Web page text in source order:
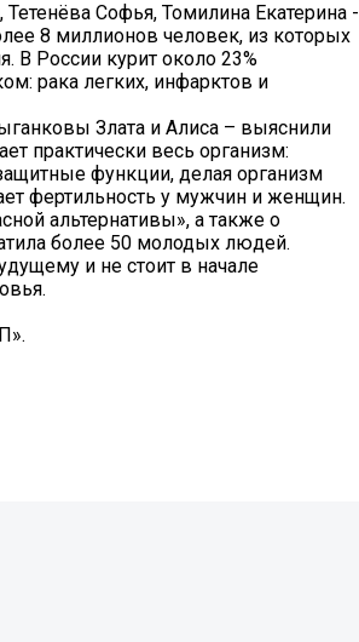
Софья, Томилина Екатерина -
8 миллионов человек, из которых
В России курит около 23%
рака легких, инфарктов и
Злата и Алиса – выяснили
практически весь организм:
функции, делая организм
фертильность у мужчин и женщин.
альтернативы», а также о
более 50 молодых людей.
и не стоит в начале